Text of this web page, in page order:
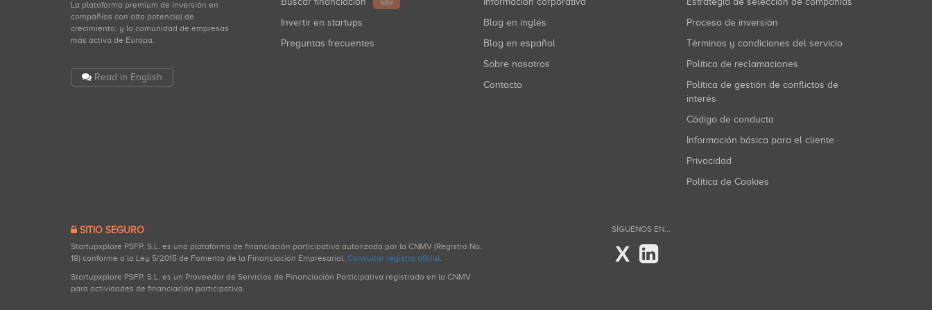
La plataforma premium de inversión en
compañías con alto potencial de
crecimiento, y la comunidad de empresas
más activa de Europa.
Read in English
NEW
Invertir en startups
Preguntas frecuentes
Blog en inglés
Blog en español
Sobre nosotros
Contacto
Proceso de inversión
Términos y condiciones del servicio
Política de reclamaciones
Política de gestión de conflictos de
interés
Código de conducta
Información básica para el cliente
Privacidad
Política de Cookies
SITIO SEGURO
Startupxplore PSFP, S.L. es una plataforma de financiación participativa autorizada por la CNMV (Registro No.
18) conforme a la Ley 5/2015 de Fomento de la Financiación Empresarial. Consultar registro oficial.
Startupxplore PSFP, S.L. es un Proveedor de Servicios de Financiación Participativa registrado en la CNMV
para actividades de financiación participativa.
SÍGUENOS EN...
X